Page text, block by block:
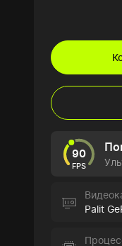
90
FPS
Palit